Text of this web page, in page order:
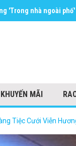
deals
KHUYẾN MÃI
Tiệc Cưới Viễn